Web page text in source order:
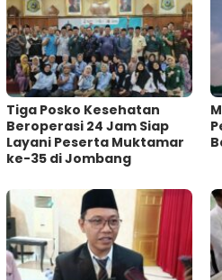
Tiga Posko Kesehatan
Beroperasi 24 Jam Siap
Layani Peserta Muktamar
ke-35 di Jombang